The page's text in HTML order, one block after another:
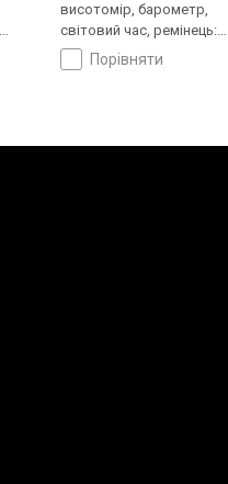
висотомір, барометр,
світовий час, ремінець:
ремінець каучук, WR 100,
Швейцарія
порівняти